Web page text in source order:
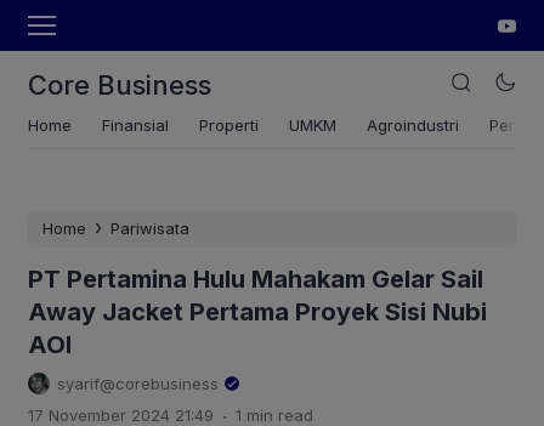
Core Business
Home Finansial Properti UMKM Agroindustri
Home › Pariwisata
PT Pertamina Hulu Mahakam Gelar Sail
Away Jacket Pertama Proyek Sisi Nubi
AOI
syarif@corebusiness
17 November 2024 21:49 . 1 min read